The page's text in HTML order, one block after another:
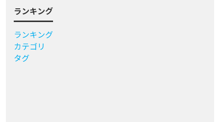
ランキング
ランキング
カテゴリ
タグ